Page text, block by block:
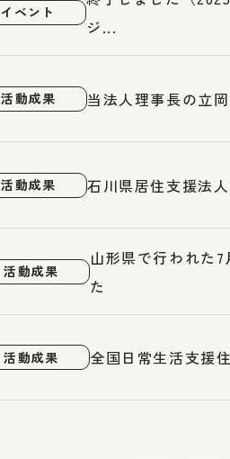
イベント
ジ...
活動成果 当法人理事長の立
活動成果 石川県居住支援法
活動成果
山形県で行われた
た
活動成果 全国日常生活支援